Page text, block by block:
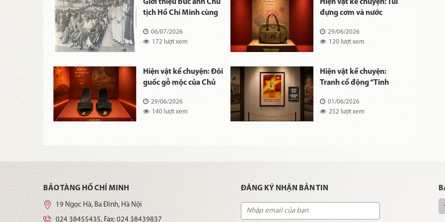
Giới thiệu bức ảnh Chủ
tịch Hồ Chí Minh cùng
Chính phủ Việt Nam
Dân chủ Cộng hòa tại lễ
11/10/1945.
06/07/2026
172 lượt xem
Hiện vật kể chuyện: Túi
đựng cơm và nước
Chí Minh
29/06/2026
120 lượt xem
Hiện vật kể chuyện: Đôi
guốc gỗ mộc của Chủ
29/06/2026
140 lượt xem
Hiện vật kể chuyện:
Tranh cổ động “Tinh
Tám và Quốc khánh
2/9”
01/06/2026
252 lượt xem
BẢO TÀNG HỒ CHÍ MINH
19 Ngọc Hà, Ba Đình, Hà Nội
024 38455435, Fax: 024 38439837
ĐĂNG KÝ NHẬN BẢN TIN